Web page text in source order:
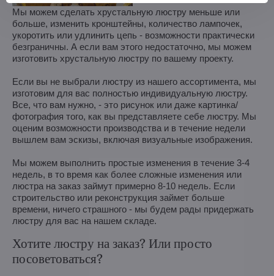
Мы можем сделать хрустальную люстру меньше или
больше, изменить кронштейны, количество лампочек,
укоротить или удлинить цепь - возможности практически
безграничны. А если вам этого недостаточно, мы можем
изготовить хрустальную люстру по вашему проекту.
Если вы не выбрали люстру из нашего ассортимента, мы
изготовим для вас полностью индивидуальную люстру.
Все, что вам нужно, - это рисунок или даже картинка/
фотография того, как вы представляете себе люстру. Мы
оценим возможности производства и в течение недели
вышлем вам эскизы, включая визуальные изображения.
Мы можем выполнить простые изменения в течение 3-4
недель, в то время как более сложные изменения или
люстра на заказ займут примерно 8-10 недель. Если
строительство или реконструкция займет больше
времени, ничего страшного - мы будем рады придержать
люстру для вас на нашем складе.
Хотите люстру на заказ? Или просто
посоветоваться?